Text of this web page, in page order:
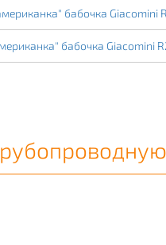
бабочка Giacomini
бабочка Giacomini